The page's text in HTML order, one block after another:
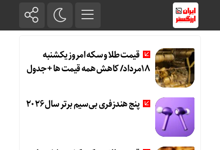
قیمت طلا و سکه امروز یکشنبه
18مرداد/ کاهش همه قیمت ها + جدول
پنج هندزفری بی‌سیم برتر سال ۲۰۲۶